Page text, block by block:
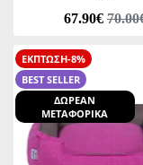
67.90€
ΕΚΠΤΩΣΗ-8%
BEST SELLER
ΔΩΡΕΑΝ
ΜΕΤΑΦΟΡΙΚΑ